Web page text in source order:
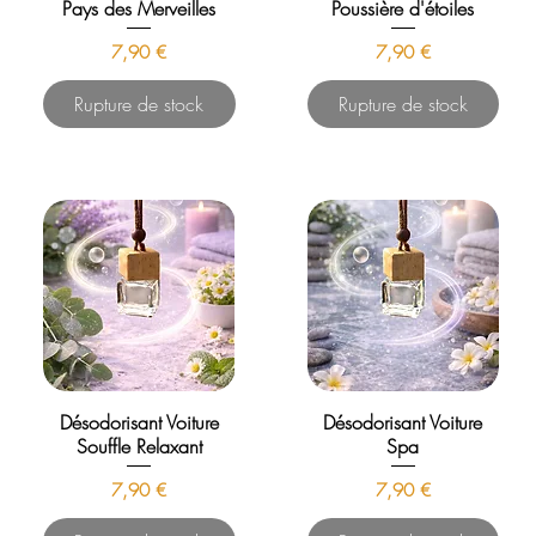
Pays des Merveilles
Prix
7,90 €
Rupture de stock
Poussière d'étoiles
Prix
7,90 €
Rupture de stock
Désodorisant Voiture
Souffle Relaxant
Prix
7,90 €
Désodorisant Voiture
Spa
Prix
7,90 €